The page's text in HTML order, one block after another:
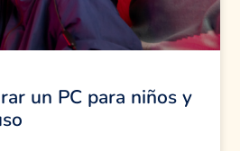
un PC para niños y